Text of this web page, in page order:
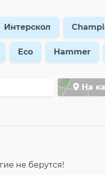
Интерскол
Eco Hammer
На
не берутся!